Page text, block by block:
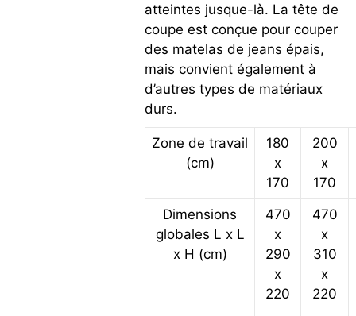
atteintes jusque-là. La tête de
coupe est conçue pour couper
des matelas de jeans épais,
mais convient également à
d’autres types de matériaux
durs.
Zone de travail
(cm)
180
x
170
200
x
170
Dimensions
globales L x L
x H (cm)
470
x
290
x
220
470
x
310
x
220